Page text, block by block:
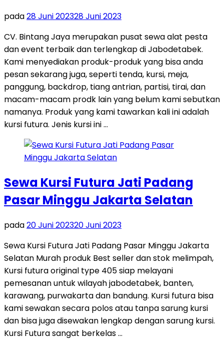
pada28 Juni 202328 Juni 2023
CV. Bintang Jaya merupakan pusat sewa alat pesta
dan event terbaik dan terlengkap di Jabodetabek.
Kami menyediakan produk-produk yang bisa anda
pesan sekarang juga, seperti tenda, kursi, meja,
panggung, backdrop, tiang antrian, partisi, tirai, dan
macam-macam prodk lain yang belum kami sebutkan
namanya. Produk yang kami tawarkan kali ini adalah
kursi futura. Jenis kursi ini …
Sewa Kursi Futura Jati Padang
Pasar Minggu Jakarta Selatan
pada20 Juni 202320 Juni 2023
Sewa Kursi Futura Jati Padang Pasar Minggu Jakarta
Selatan Murah produk Best seller dan stok melimpah,
Kursi futura original type 405 siap melayani
pemesanan untuk wilayah jabodetabek, banten,
karawang, purwakarta dan bandung. Kursi futura bisa
kami sewakan secara polos atau tanpa sarung kursi
dan bisa juga disewakan lengkap dengan sarung kursi.
Kursi Futura sangat berkelas …